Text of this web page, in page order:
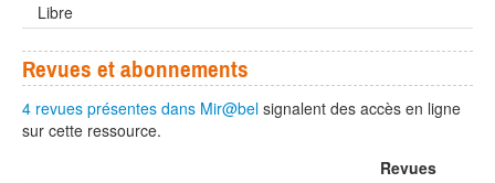
Libre
Revues et abonnements
4 revues présentes dans Mir@bel signalent des accès en ligne
sur cette ressource.
Revues